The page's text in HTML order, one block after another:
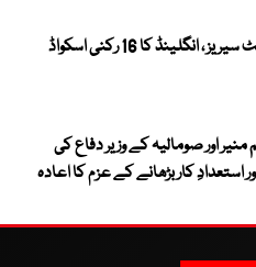
پاکستان کیخلاف ٹیسٹ سیریز ، انگلینڈ کا 16 رکنی اسکواڈ
اور صومالیہ کے وزیر دفاع کی
استعدادِ کار بڑھانے کے عزم کا اعادہ